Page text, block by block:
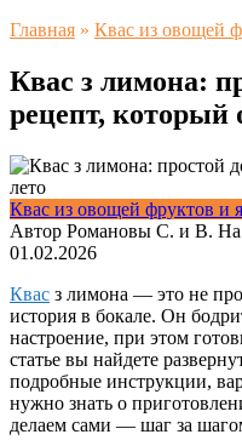
Главная » Квас из овощей
Квас з лимона:
рецепт, который
Квас из овощей фруктов и
Автор Романовы С. и В. На
01.02.2026
Квас з лимона — это не
история в бокале. Он
настроение, при этом
статье вы найдете
подробные инструкции,
нужно знать о
делаем сами — шаг за